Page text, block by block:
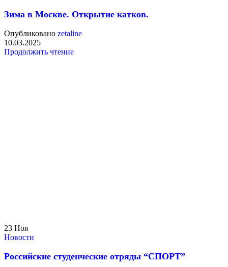
Зима в Москве. Открытие катков.
Опубликовано zetaline
10.03.2025
Продолжить чтение
23 Ноя
Новости
Российские студенческие отряды “СПОРТ”